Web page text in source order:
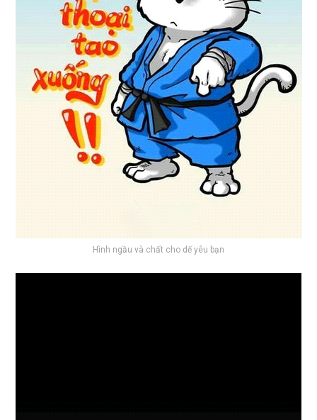
Hình ngầu và chất cho dế yêu bạn